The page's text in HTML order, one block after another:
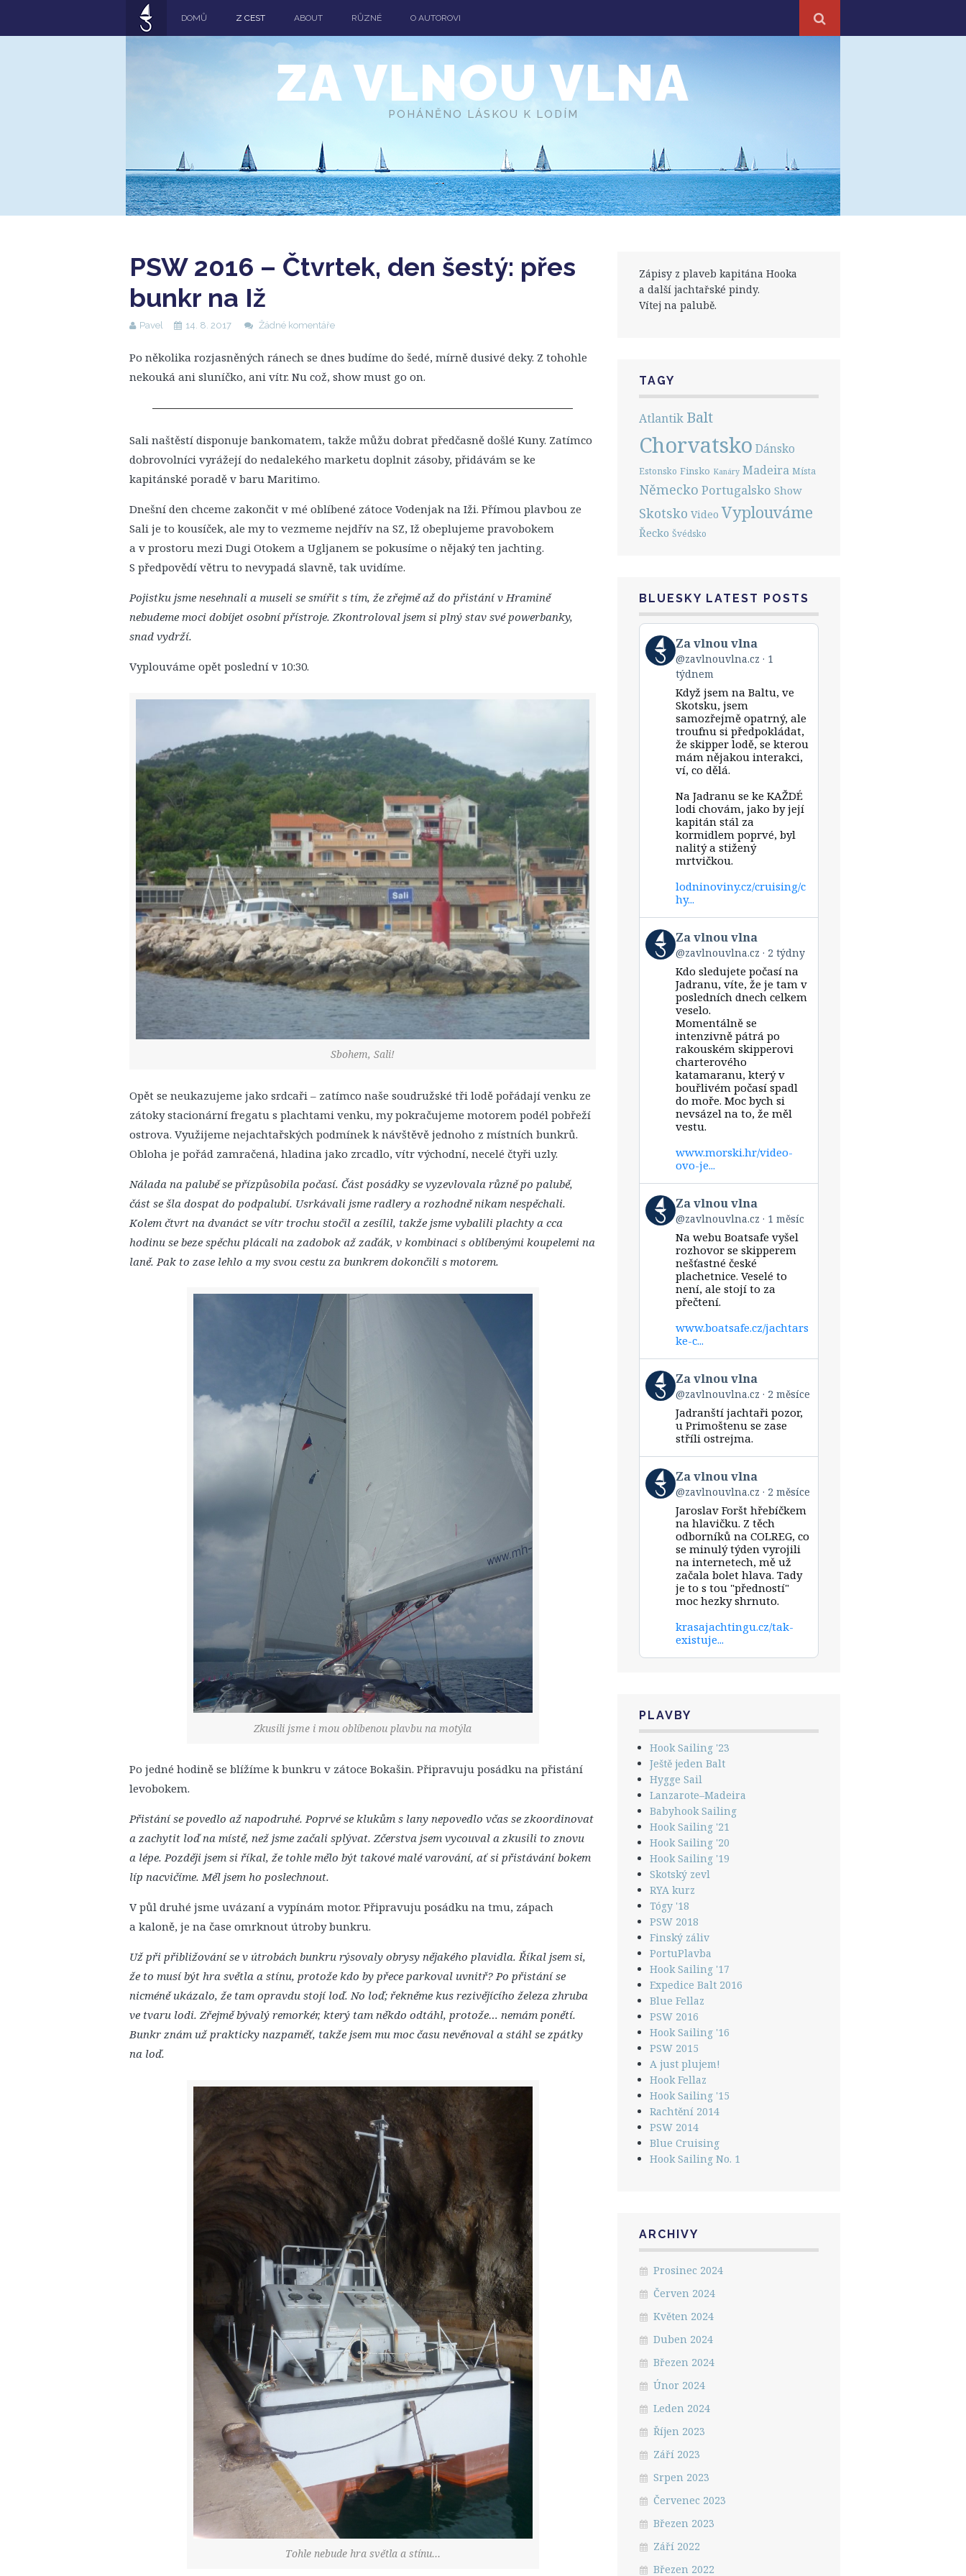
DOMŮ Z CEST ABOUT RŮZNÉ O AUTOROVI
ZA VLNOU VLNA
POHÁNĚNO LÁSKOU K LODÍM
PSW 2016 – Čtvrtek, den šestý: přes
bunkr na Iž
Pavel 14. 8. 2017 Žádné komentáře
Po několika rozjasněných ránech se dnes budíme do šedé, mírně dusivé deky. Z tohohle
nekouká ani sluníčko, ani vítr. Nu což, show must go on.
Sali naštěstí disponuje bankomatem, takže můžu dobrat předčasně došlé Kuny. Zatímco
dobrovolníci vyrážejí do nedalekého marketu doplnit zásoby, přidávám se ke
kapitánské poradě v baru Maritimo.
Dnešní den chceme zakončit v mé oblíbené zátoce Vodenjak na Iži. Přímou plavbou ze
Sali je to kousíček, ale my to vezmeme nejdřív na SZ, Iž obeplujeme pravobokem
a v prostoru mezi Dugi Otokem a Ugljanem se pokusíme o nějaký ten jachting.
S předpovědí větru to nevypadá slavně, tak uvidíme.
Pojistku jsme nesehnali a museli se smířit s tím, že zřejmě až do přistání v Hramině
nebudeme moci dobíjet osobní přístroje. Zkontroloval jsem si plný stav své powerbanky,
snad vydrží.
Vyplouváme opět poslední v 10:30.
Sbohem, Sali!
Opět se neukazujeme jako srdcaři – zatímco naše soudružské tři lodě pořádají venku ze
zátoky stacionární fregatu s plachtami venku, my pokračujeme motorem podél pobřeží
ostrova. Využijeme nejachtařských podmínek k návštěvě jednoho z místních bunkrů.
Obloha je pořád zamračená, hladina jako zrcadlo, vítr východní, necelé čtyři uzly.
Nálada na palubě se přízpůsobila počasí. Část posádky se vyzevlovala různě po palubě,
část se šla dospat do podpalubí. Usrkávali jsme radlery a rozhodně nikam nespěchali.
Kolem čtvrt na dvanáct se vítr trochu stočil a zesílil, takže jsme vybalili plachty a cca
hodinu se beze spěchu plácali na zadobok až zaďák, v kombinaci s oblíbenými koupelemi na
laně. Pak to zase lehlo a my svou cestu za bunkrem dokončili s motorem.
Zkusili jsme i mou oblíbenou plavbu na motýla
Po jedné hodině se blížíme k bunkru v zátoce Bokašin. Připravuju posádku na přistání
levobokem.
Přistání se povedlo až napodruhé. Poprvé se klukům s lany nepovedlo včas se zkoordinovat
a zachytit loď na místě, než jsme začali splývat. Zčerstva jsem vycouval a zkusili to znovu
a lépe. Později jsem si říkal, že tohle mělo být takové malé varování, ať si přistávání bokem
líp nacvičíme. Měl jsem ho poslechnout.
V půl druhé jsme uvázaní a vypínám motor. Připravuju posádku na tmu, zápach
a kaloně, je na čase omrknout útroby bunkru.
Už při přibližování se v útrobách bunkru rýsovaly obrysy nějakého plavidla. Říkal jsem si,
že to musí být hra světla a stínu, protože kdo by přece parkoval uvnitř? Po přistání se
nicméně ukázalo, že tam opravdu stojí loď. No loď; řekněme kus rezivějícího železa zhruba
ve tvaru lodi. Zřejmě bývalý remorkér, který tam někdo odtáhl, protože… nemám ponětí.
Bunkr znám už prakticky nazpaměť, takže jsem mu moc času nevěnoval a stáhl se zpátky
na loď.
Tohle nebude hra světla a stínu…
Zápisy z plaveb kapitána Hooka
a další jachtařské pindy.
Vítej na palubě.
TAGY
Atlantik Balt
Chorvatsko Dánsko
Estonsko Finsko Kanáry Madeira Místa
Německo Portugalsko Show
Skotsko Video Vyplouváme
Řecko Švédsko
BLUESKY LATEST POSTS
View
post
by
Bluesky
Za vlnou vlna
@zavlnouvlna.cz
1
týdnem
Když jsem na Baltu, ve
Skotsku, jsem
samozřejmě opatrný, ale
troufnu si předpokládat,
že skipper lodě, se kterou
mám nějakou interakci,
ví, co dělá.
Na Jadranu se ke KAŽDÉ
lodi chovám, jako by její
kapitán stál za
kormidlem poprvé, byl
nalitý a stižený
mrtvičkou.
lodninoviny.cz/cruising/c
hy...
View
post
by
Bluesky
Za vlnou vlna
@zavlnouvlna.cz 2 týdny
Kdo sledujete počasí na
Jadranu, víte, že je tam v
posledních dnech celkem
veselo.
Momentálně se
intenzivně pátrá po
rakouském skipperovi
charterového
katamaranu, který v
bouřlivém počasí spadl
do moře. Moc bych si
nevsázel na to, že měl
vestu.
www.morski.hr/video-
ovo-je...
View
post
by
Bluesky
Za vlnou vlna
@zavlnouvlna.cz 1 měsíc
Na webu Boatsafe vyšel
rozhovor se skipperem
nešťastné české
plachetnice. Veselé to
není, ale stojí to za
přečtení.
www.boatsafe.cz/jachtars
ke-c...
View
post
by
Bluesky
Za vlnou vlna
@zavlnouvlna.cz 2 měsíce
Jadranští jachtaři pozor,
u Primoštenu se zase
stříli ostrejma.
View
post
by
Bluesky
Za vlnou vlna
@zavlnouvlna.cz 2 měsíce
Jaroslav Foršt hřebíčkem
na hlavičku. Z těch
odborníků na COLREG, co
se minulý týden vyrojili
na internetech, mě už
začala bolet hlava. Tady
je to s tou "předností"
moc hezky shrnuto.
krasajachtingu.cz/tak-
existuje...
PLAVBY
Hook Sailing '23
Ještě jeden Balt
Hygge Sail
Lanzarote–Madeira
Babyhook Sailing
Hook Sailing '21
Hook Sailing '20
Hook Sailing '19
Skotský zevl
RYA kurz
Tógy '18
PSW 2018
Finský záliv
PortuPlavba
Hook Sailing '17
Expedice Balt 2016
Blue Fellaz
PSW 2016
Hook Sailing '16
PSW 2015
A just plujem!
Hook Fellaz
Hook Sailing '15
Rachtění 2014
PSW 2014
Blue Cruising
Hook Sailing No. 1
ARCHIVY
Prosinec 2024
Červen 2024
Květen 2024
Duben 2024
Březen 2024
Únor 2024
Leden 2024
Říjen 2023
Září 2023
Srpen 2023
Červenec 2023
Březen 2023
Září 2022
Březen 2022